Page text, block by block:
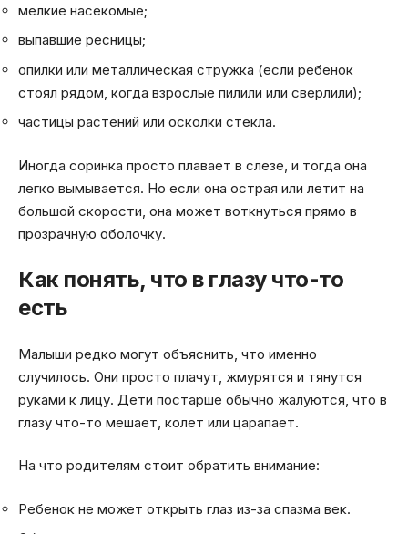
мелкие насекомые;
выпавшие ресницы;
опилки или металлическая стружка (если ребенок
стоял рядом, когда взрослые пилили или сверлили);
частицы растений или осколки стекла.
Иногда соринка просто плавает в слезе, и тогда она
легко вымывается. Но если она острая или летит на
большой скорости, она может воткнуться прямо в
прозрачную оболочку.
Как понять, что в глазу что-то
есть
Малыши редко могут объяснить, что именно
случилось. Они просто плачут, жмурятся и тянутся
руками к лицу. Дети постарше обычно жалуются, что в
глазу что-то мешает, колет или царапает.
На что родителям стоит обратить внимание:
Ребенок не может открыть глаз из-за спазма век.